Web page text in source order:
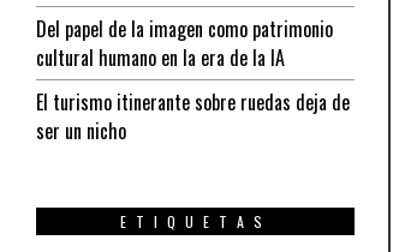
Del papel de la imagen como patrimonio
cultural humano en la era de la IA
El turismo itinerante sobre ruedas deja de
ser un nicho
ETIQUETAS